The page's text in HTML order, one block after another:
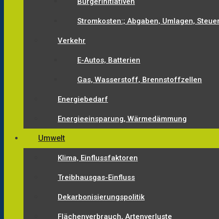
Stromkosten:; Abgaben, Umlagen,
Verkehr
E-Autos, Batterien
Gas, Wasserstoff, Brennstoffzellen
Energiebedarf
Energieeinsparung, Wärmedämmung
Umwelt
Klima, Einflussfaktoren
Treibhausgas-Einfluss
Dekarbonisierungspolitik
Flächenverbrauch, Artenverluste